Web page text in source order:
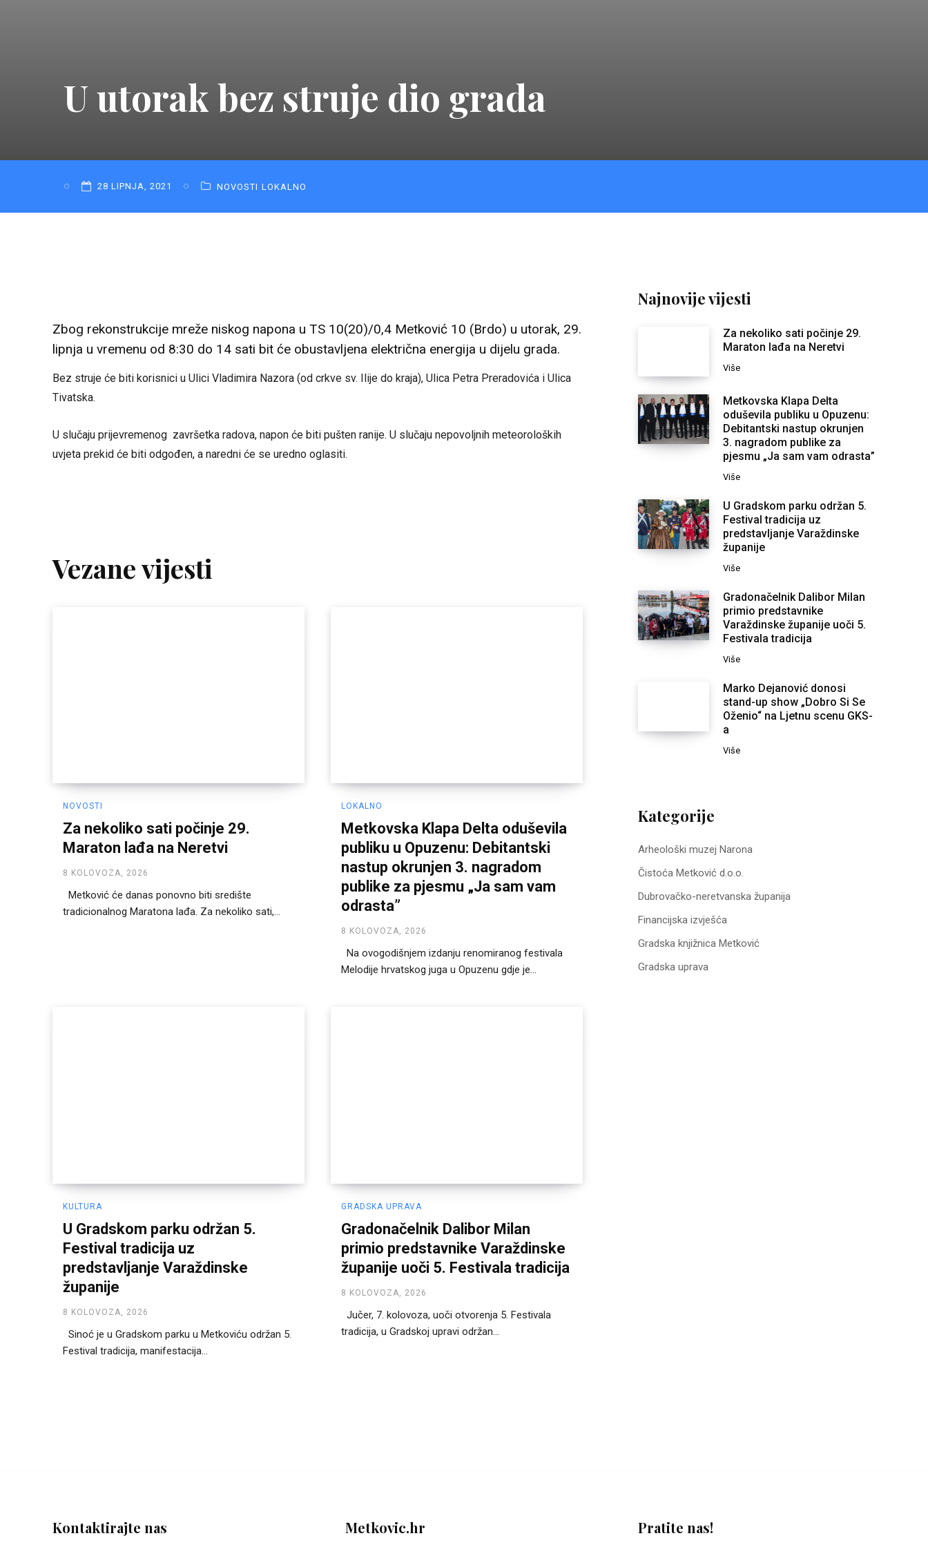
U utorak bez struje dio grada
28 LIPNJA, 2021 NOVOSTI LOKALNO
Zbog rekonstrukcije mreže niskog napona u TS 10(20)/0,4 Metković 10 (Brdo) u utorak, 29.
lipnja u vremenu od 8:30 do 14 sati bit će obustavljena električna energija u dijelu grada.
Bez struje će biti korisnici u Ulici Vladimira Nazora (od crkve sv. Ilije do kraja), Ulica Petra Preradovića i Ulica
Tivatska.
U slučaju prijevremenog završetka radova, napon će biti pušten ranije. U slučaju nepovoljnih meteoroloških
uvjeta prekid će biti odgođen, a naredni će se uredno oglasiti.
Vezane vijesti
NOVOSTI
Za nekoliko sati počinje 29.
Maraton lađa na Neretvi
8 KOLOVOZA, 2026
Metković će danas ponovno biti središte
tradicionalnog Maratona lađa. Za nekoliko sati,...
LOKALNO
Metkovska Klapa Delta oduševila
publiku u Opuzenu: Debitantski
nastup okrunjen 3. nagradom
publike za pjesmu „Ja sam vam
odrasta”
8 KOLOVOZA, 2026
Melodije hrvatskog juga u Opuzenu gdje je...
KULTURA
U Gradskom parku održan 5.
Festival tradicija uz
predstavljanje Varaždinske
županije
8 KOLOVOZA, 2026
Sinoć je u Gradskom parku u Metkoviću održan 5.
Festival tradicija, manifestacija...
GRADSKA UPRAVA
Gradonačelnik Dalibor Milan
primio predstavnike Varaždinske
županije uoči 5. Festivala tradicija
8 KOLOVOZA, 2026
Jučer, 7. kolovoza, uoči otvorenja 5. Festivala
tradicija, u Gradskoj upravi održan...
Najnovije vijesti
Za nekoliko sati počinje 29.
Maraton lađa na Neretvi
Više
Metkovska Klapa Delta
oduševila publiku u Opuzenu:
Debitantski nastup okrunjen
3. nagradom publike za
pjesmu „Ja sam vam odrasta”
Više
U Gradskom parku održan 5.
Festival tradicija uz
predstavljanje Varaždinske
županije
Više
Gradonačelnik Dalibor Milan
primio predstavnike
Varaždinske županije uoči 5.
Festivala tradicija
Više
Marko Dejanović donosi
stand-up show „Dobro Si Se
Oženio“ na Ljetnu scenu GKS-
a
Više
Kategorije
Arheološki muzej Narona
Čistoća Metković d.o.o.
Dubrovačko-neretvanska županija
Financijska izvješća
Gradska knjižnica Metković
Gradska uprava
Kontaktirajte nas Metkovic.hr Pratite nas!